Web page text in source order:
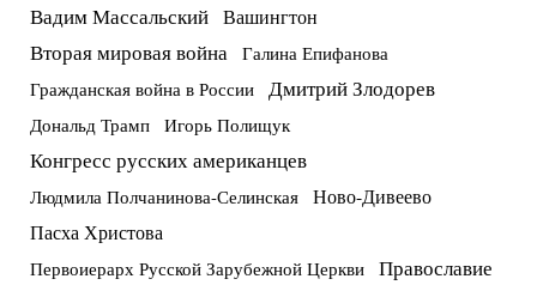
Вадим Массальский Вашингтон
Вторая мировая война Галина Епифанова
Гражданская война в России Дмитрий Злодорев
Дональд Трамп Игорь Полищук
Конгресс русских американцев
Людмила Полчанинова-Селинская Ново-Дивеево
Пасха Христова
Первоиерарх Русской Зарубежной Церкви Православие